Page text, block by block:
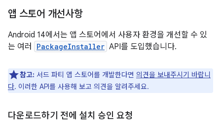
앱 스토어 개선사항
Android 14에서는 앱 스토어에서 사용자 환경을 개선할 수 있
는 여러
PackageInstaller API를 도입했습니다.
참고: 서드 파티 앱 스토어를 개발한다면 의견을 보내주시기 바랍니
다. 이러한 API를 사용해 보고 의견을 알려주세요.
다운로드하기 전에 설치 승인 요청